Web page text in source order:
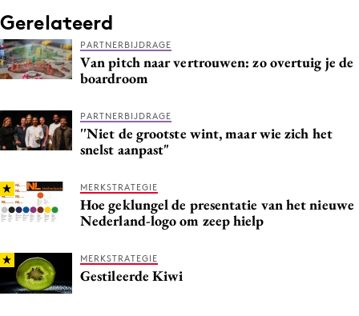
Gerelateerd
PARTNERBIJDRAGE
Van pitch naar vertrouwen: zo overtuig je de
boardroom
PARTNERBIJDRAGE
''Niet de grootste wint, maar wie zich het
snelst aanpast"
MERKSTRATEGIE
Hoe geklungel de presentatie van het nieuwe
Nederland-logo om zeep hielp
MERKSTRATEGIE
Gestileerde Kiwi